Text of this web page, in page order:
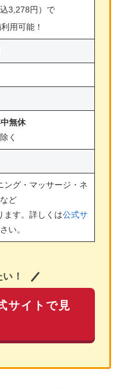
込3,278円）で
用可能！
無休
く
ング・マッサージ・ネ
など
ます。詳しくは公式サ
い。
！
サイトで見